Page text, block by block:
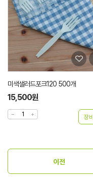
미색샐러드포크120 500개
15,500원